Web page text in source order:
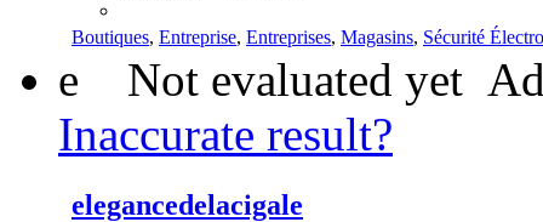
Boutiques, Entreprise, Entreprises, Magasins, Sécurité
e Not evaluated yet
Inaccurate result?
elegancedelacigale